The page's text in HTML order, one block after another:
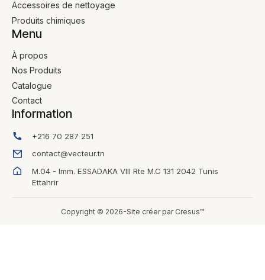
Accessoires de nettoyage
Produits chimiques
Menu
À propos
Nos Produits
Catalogue
Contact
Information
+216 70 287 251
contact@vecteur.tn
M.04 - Imm. ESSADAKA VIII Rte M.C 131 2042 Tunis
Ettahrir
Copyright © 2026-Site créer par Cresus™